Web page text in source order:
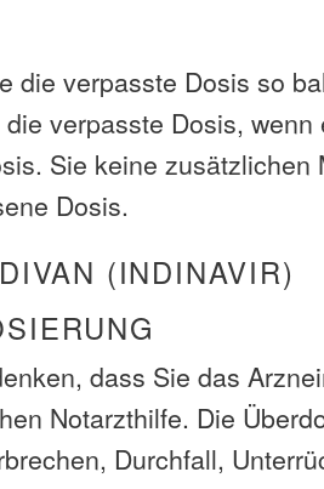
die verpasste Dosis so
verpasste Dosis,
Sie keine zusätzlichen
Dosis.
(INDINAVIR)
dass Sie das
Notarzthilfe. Die
Durchfall,